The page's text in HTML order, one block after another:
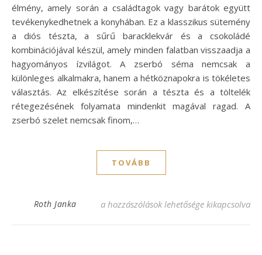
élmény, amely során a családtagok vagy barátok együtt
tevékenykedhetnek a konyhában. Ez a klasszikus sütemény
a diós tészta, a sűrű baracklekvár és a csokoládé
kombinációjával készül, amely minden falatban visszaadja a
hagyományos ízvilágot. A zserbó séma nemcsak a
különleges alkalmakra, hanem a hétköznapokra is tökéletes
választás. Az elkészítése során a tészta és a töltelék
rétegezésének folyamata mindenkit magával ragad. A
zserbó szelet nemcsak finom,…
TOVÁBB
Roth Janka Zserbó szelet recept – A klasszikus ízek
a hozzászólások lehetősége kikapcsolva